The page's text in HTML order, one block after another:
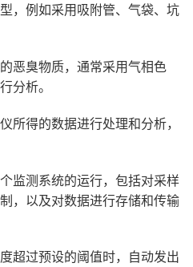
，例如采用吸附管、气袋、坑
恶臭物质，通常采用气相色
分析。
所得的数据进行处理和分析，
监测系统的运行，包括对采样
，以及对数据进行存储和传输
超过预设的阈值时，自动发出